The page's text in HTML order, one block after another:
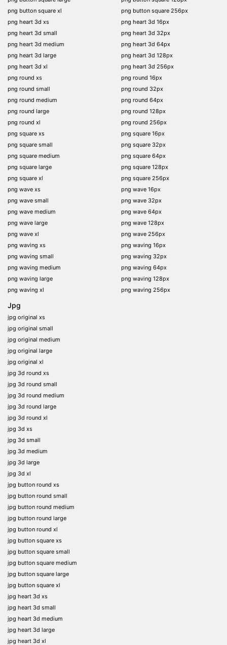
png button square xl
png heart 3d xs
png heart 3d small
png heart 3d medium
png heart 3d large
png heart 3d xl
png round xs
png round small
png round medium
png round large
png round xl
png square xs
png square small
png square medium
png square large
png square xl
png wave xs
png wave small
png wave medium
png wave large
png wave xl
png waving xs
png waving small
png waving medium
png waving large
png waving xl
png button square 256px
png heart 3d 16px
png heart 3d 32px
png heart 3d 64px
png heart 3d 128px
png heart 3d 256px
png round 16px
png round 32px
png round 64px
png round 128px
png round 256px
png square 16px
png square 32px
png square 64px
png square 128px
png square 256px
png wave 16px
png wave 32px
png wave 64px
png wave 128px
png wave 256px
png waving 16px
png waving 32px
png waving 64px
png waving 128px
png waving 256px
Jpg
jpg original xs
jpg original small
jpg original medium
jpg original large
jpg original xl
jpg 3d round xs
jpg 3d round small
jpg 3d round medium
jpg 3d round large
jpg 3d round xl
jpg 3d xs
jpg 3d small
jpg 3d medium
jpg 3d large
jpg 3d xl
jpg button round xs
jpg button round small
jpg button round medium
jpg button round large
jpg button round xl
jpg button square xs
jpg button square small
jpg button square medium
jpg button square large
jpg button square xl
jpg heart 3d xs
jpg heart 3d small
jpg heart 3d medium
jpg heart 3d large
jpg heart 3d xl